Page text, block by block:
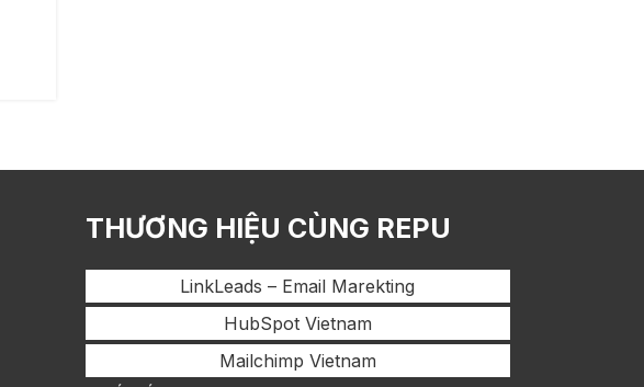
THƯƠNG HIỆU CÙNG REPU
LinkLeads – Email Marekting
HubSpot Vietnam
Mailchimp Vietnam